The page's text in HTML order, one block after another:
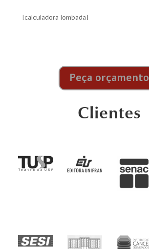
[calculadora lombada]
Peça orçamento
Clientes